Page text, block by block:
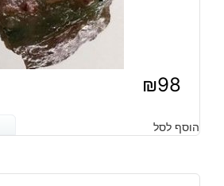
₪98
הוסף לסל